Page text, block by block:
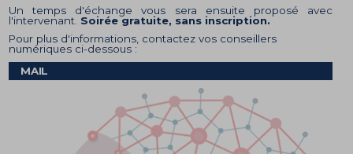
Un temps d'échange vous sera ensuite proposé avec
l'intervenant. Soirée gratuite, sans inscription.
Pour plus d'informations, contactez vos conseillers
numériques ci-dessous :
MAIL